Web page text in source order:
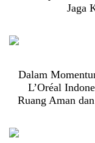
Jaga
Dalam
L’Oréal
Ruang Aman